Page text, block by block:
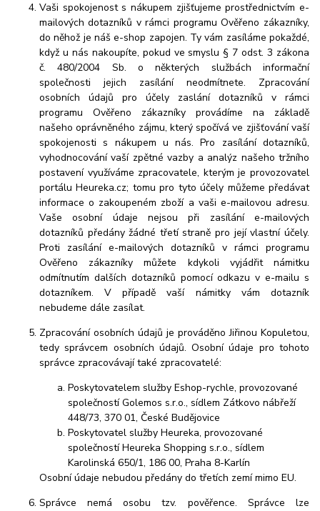
Vaši spokojenost s nákupem zjišťujeme prostřednictvím e-
mailových dotazníků v rámci programu Ověřeno zákazníky,
do něhož je náš e-shop zapojen. Ty vám zasíláme pokaždé,
když u nás nakoupíte, pokud ve smyslu § 7 odst. 3 zákona
č. 480/2004 Sb. o některých službách informační
společnosti jejich zasílání neodmítnete. Zpracování
osobních údajů pro účely zaslání dotazníků v rámci
programu Ověřeno zákazníky provádíme na základě
našeho oprávněného zájmu, který spočívá ve zjišťování vaší
spokojenosti s nákupem u nás. Pro zasílání dotazníků,
vyhodnocování vaší zpětné vazby a analýz našeho tržního
postavení využíváme zpracovatele, kterým je provozovatel
portálu Heureka.cz; tomu pro tyto účely můžeme předávat
informace o zakoupeném zboží a vaši e-mailovou adresu.
Vaše osobní údaje nejsou při zasílání e-mailových
dotazníků předány žádné třetí straně pro její vlastní účely.
Proti zasílání e-mailových dotazníků v rámci programu
Ověřeno zákazníky můžete kdykoli vyjádřit námitku
odmítnutím dalších dotazníků pomocí odkazu v e-mailu s
dotazníkem. V případě vaší námitky vám dotazník
nebudeme dále zasílat.
Zpracování osobních údajů je prováděno Jiřinou Kopuletou,
tedy správcem osobních údajů. Osobní údaje pro tohoto
správce zpracovávají také zpracovatelé:
Poskytovatelem služby Eshop-rychle, provozované
společností Golemos s.r.o., sídlem Zátkovo nábřeží
448/73, 370 01, České Budějovice
Poskytovatel služby Heureka, provozované
společností Heureka Shopping s.r.o., sídlem
Karolinská 650/1, 186 00, Praha 8-Karlín
Osobní údaje nebudou předány do třetích zemí mimo EU.
Správce nemá osobu tzv. pověřence. Správce lze